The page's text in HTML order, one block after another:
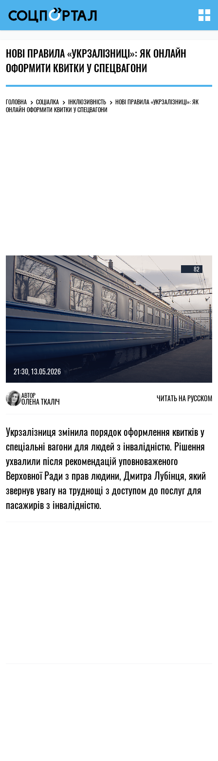
НОВІ ПРАВИЛА «УКРЗАЛІЗНИЦІ»: ЯК ОНЛАЙН
ОФОРМИТИ КВИТКИ У СПЕЦВАГОНИ
ГОЛОВНА СОЦІАЛКА ІНКЛЮЗИВНІСТЬ
НОВІ ПРАВИЛА «УКРЗАЛІЗНИЦІ»: ЯК
ОНЛАЙН ОФОРМИТИ КВИТКИ У СПЕЦВАГОНИ
82
21:30, 13.05.2026
АВТОР
ОЛЕНА ТКАЛІЧ ЧИТАТЬ НА РУССКОМ
Укрзалізниця змінила порядок оформлення квитків у
спеціальні вагони для людей з інвалідністю. Рішення
ухвалили після рекомендацій уповноваженого
Верховної Ради з прав людини, Дмитра Лубінця, який
звернув увагу на труднощі з доступом до послуг для
пасажирів з інвалідністю.